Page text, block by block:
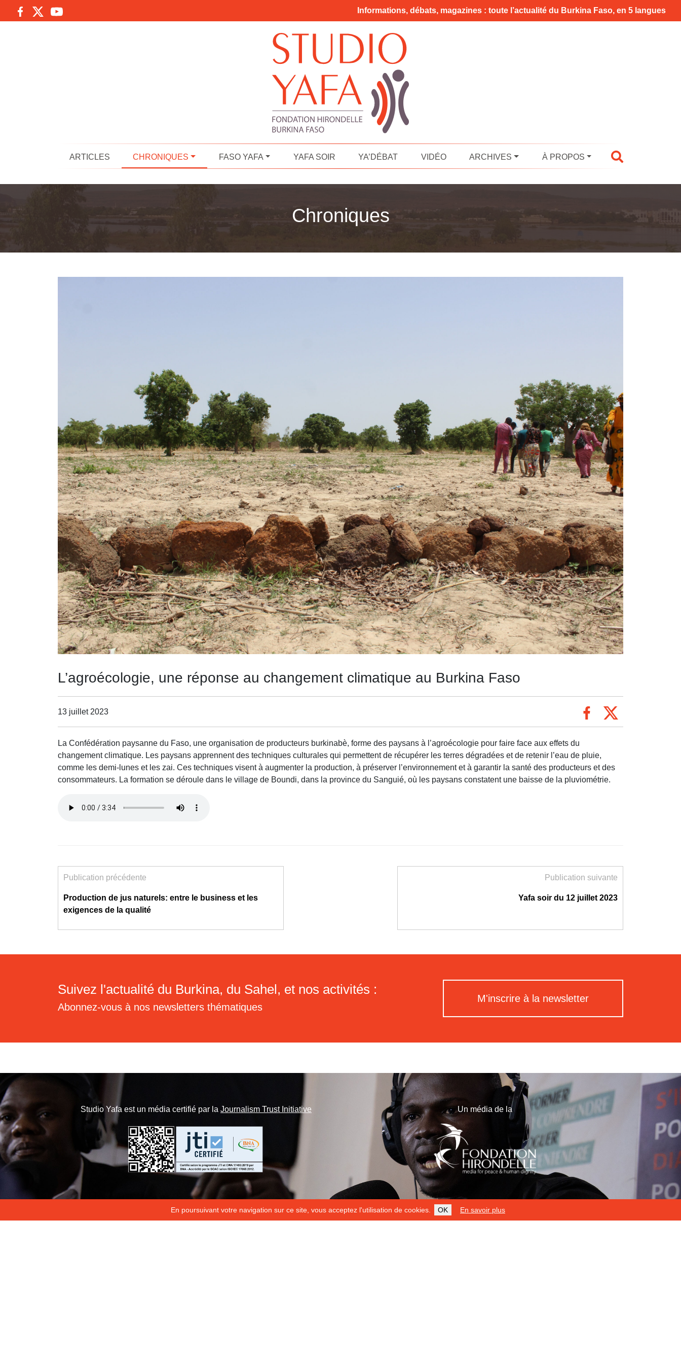
En poursuivant votre navigation sur ce site, vous acceptez l'utilisation de cookies. OK En savoir plus
Informations, débats, magazines : toute l’actualité du Burkina Faso, en 5 langues
ARTICLES CHRONIQUES FASO YAFA YAFA SOIR YA’DÉBAT VIDÉO ARCHIVES À PROPOS
Chroniques
L’agroécologie, une réponse au changement climatique au Burkina Faso
13 juillet 2023
La Confédération paysanne du Faso, une organisation de producteurs burkinabè, forme des paysans à l’agroécologie pour faire face aux effets du
changement climatique. Les paysans apprennent des techniques culturales qui permettent de récupérer les terres dégradées et de retenir l’eau de pluie,
comme les demi-lunes et les zai. Ces techniques visent à augmenter la production, à préserver l’environnement et à garantir la santé des producteurs et des
consommateurs. La formation se déroule dans le village de Boundi, dans la province du Sanguié, où les paysans constatent une baisse de la pluviométrie.
Publication précédente
Production de jus naturels: entre le business et les
exigences de la qualité
Publication suivante
Yafa soir du 12 juillet 2023
Suivez l'actualité du Burkina, du Sahel, et nos activités :
Abonnez-vous à nos newsletters thématiques
M'inscrire à la newsletter
Studio Yafa est un média certifié par la Journalism Trust Initiative Un média de la
ILS NOUS SOUTIENNENT